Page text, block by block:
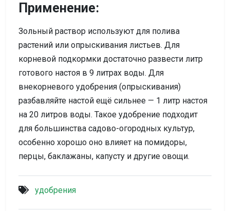
Применение:
Зольный раствор используют для полива
растений или опрыскивания листьев. Для
корневой подкормки достаточно развести литр
готового настоя в 9 литрах воды. Для
внекорневого удобрения (опрыскивания)
разбавляйте настой ещё сильнее — 1 литр настоя
на 20 литров воды. Такое удобрение подходит
для большинства садово-огородных культур,
особенно хорошо оно влияет на помидоры,
перцы, баклажаны, капусту и другие овощи.
удобрения